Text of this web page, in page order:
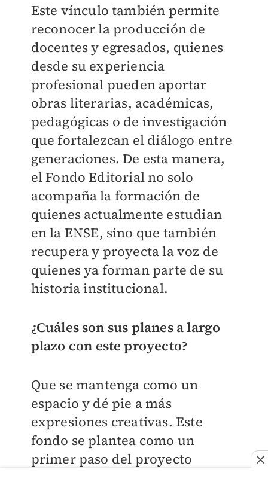
Este vínculo también permite
reconocer la producción de
docentes y egresados, quienes
desde su experiencia
profesional pueden aportar
obras literarias, académicas,
pedagógicas o de investigación
que fortalezcan el diálogo entre
generaciones. De esta manera,
el Fondo Editorial no solo
acompaña la formación de
quienes actualmente estudian
en la ENSE, sino que también
recupera y proyecta la voz de
quienes ya forman parte de su
historia institucional.
¿Cuáles son sus planes a largo
plazo con este proyecto?
Que se mantenga como un
espacio y dé pie a más
expresiones creativas. Este
fondo se plantea como un
primer paso del proyecto